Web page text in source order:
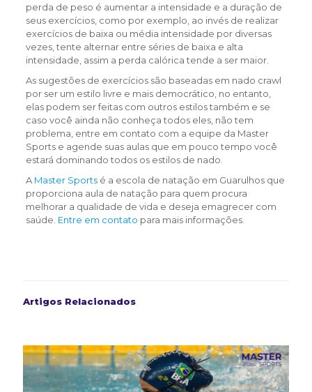
perda de peso é aumentar a intensidade e a duração de
seus exercícios, como por exemplo, ao invés de realizar
exercícios de baixa ou média intensidade por diversas
vezes, tente alternar entre séries de baixa e alta
intensidade, assim a perda calórica tende a ser maior.
As sugestões de exercícios são baseadas em nado crawl
por ser um estilo livre e mais democrático, no entanto,
elas podem ser feitas com outros estilos também e se
caso você ainda não conheça todos eles, não tem
problema, entre em contato com a equipe da Master
Sports e agende suas aulas que em pouco tempo você
estará dominando todos os estilos de nado.
A Master Sportsé a escola de natação em Guarulhos que
proporciona aula de natação para quem procura
melhorar a qualidade de vida e deseja emagrecer com
saúde. Entre em contato para mais informações.
Artigos Relacionados